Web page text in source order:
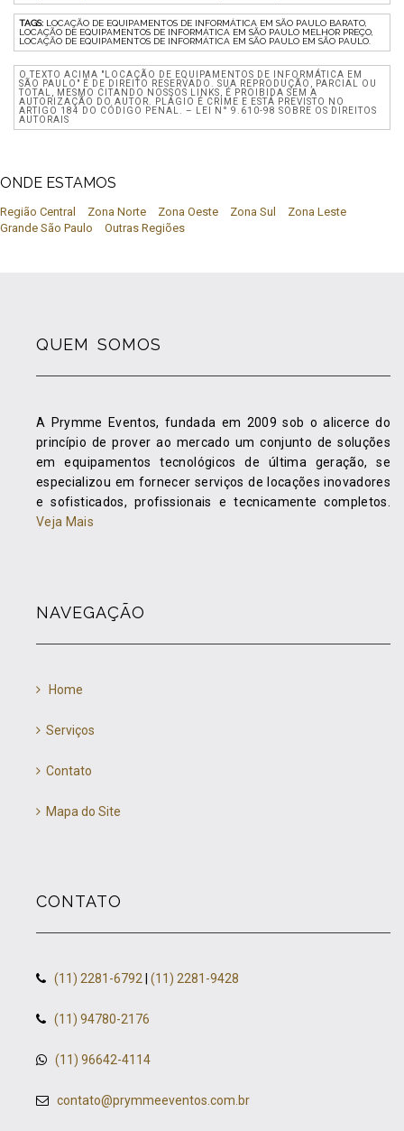
TAGS: LOCAÇÃO DE EQUIPAMENTOS DE INFORMÁTICA EM SÃO PAULO BARATO,
LOCAÇÃO DE EQUIPAMENTOS DE INFORMÁTICA EM SÃO PAULO MELHOR PREÇO,
LOCAÇÃO DE EQUIPAMENTOS DE INFORMÁTICA EM SÃO PAULO EM SÃO PAULO.
O TEXTO ACIMA "LOCAÇÃO DE EQUIPAMENTOS DE INFORMÁTICA EM
SÃO PAULO" É DE DIREITO RESERVADO. SUA REPRODUÇÃO, PARCIAL OU
TOTAL, MESMO CITANDO NOSSOS LINKS, É PROIBIDA SEM A
AUTORIZAÇÃO DO AUTOR. PLÁGIO É CRIME E ESTÁ PREVISTO NO
ARTIGO 184 DO CÓDIGO PENAL. – LEI N° 9.610-98 SOBRE OS DIREITOS
AUTORAIS
ONDE ESTAMOS
Região Central Zona Norte Zona Oeste Zona Sul
Zona Leste
Grande São Paulo
Outras Regiões
QUEM SOMOS
A Prymme Eventos, fundada em 2009 sob o alicerce do
princípio de prover ao mercado um conjunto de soluções
em equipamentos tecnológicos de última geração, se
especializou em fornecer serviços de locações inovadores
e sofisticados, profissionais e tecnicamente completos.
Veja Mais
NAVEGAÇÃO
Home
Serviços
Contato
Mapa do Site
CONTATO
(11) 2281-6792 (11) 2281-9428
(11) 94780-2176
(11) 96642-4114
contato@prymmeeventos.com.br